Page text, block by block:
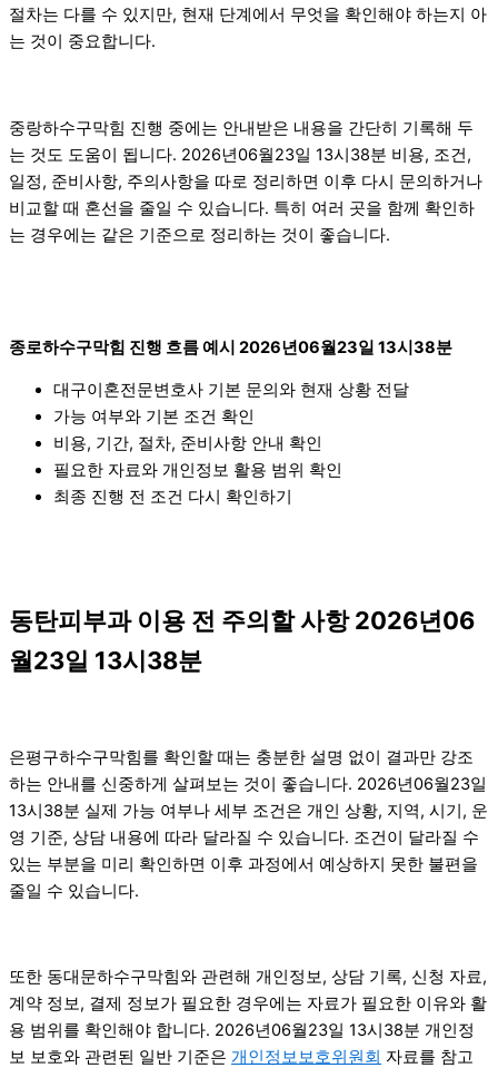
절차는 다를 수 있지만, 현재 단계에서 무엇을 확인해야 하는지 아
는 것이 중요합니다.
중랑하수구막힘 진행 중에는 안내받은 내용을 간단히 기록해 두
는 것도 도움이 됩니다. 2026년06월23일 13시38분 비용, 조건,
일정, 준비사항, 주의사항을 따로 정리하면 이후 다시 문의하거나
비교할 때 혼선을 줄일 수 있습니다. 특히 여러 곳을 함께 확인하
는 경우에는 같은 기준으로 정리하는 것이 좋습니다.
종로하수구막힘 진행 흐름 예시 2026년06월23일 13시38분
대구이혼전문변호사 기본 문의와 현재 상황 전달
가능 여부와 기본 조건 확인
비용, 기간, 절차, 준비사항 안내 확인
필요한 자료와 개인정보 활용 범위 확인
최종 진행 전 조건 다시 확인하기
동탄피부과 이용 전 주의할 사항 2026년06
월23일 13시38분
은평구하수구막힘를 확인할 때는 충분한 설명 없이 결과만 강조
하는 안내를 신중하게 살펴보는 것이 좋습니다. 2026년06월23일
13시38분 실제 가능 여부나 세부 조건은 개인 상황, 지역, 시기, 운
영 기준, 상담 내용에 따라 달라질 수 있습니다. 조건이 달라질 수
있는 부분을 미리 확인하면 이후 과정에서 예상하지 못한 불편을
줄일 수 있습니다.
또한 동대문하수구막힘와 관련해 개인정보, 상담 기록, 신청 자료,
계약 정보, 결제 정보가 필요한 경우에는 자료가 필요한 이유와 활
용 범위를 확인해야 합니다. 2026년06월23일 13시38분 개인정
보 보호와 관련된 일반 기준은 개인정보보호위원회 자료를 참고